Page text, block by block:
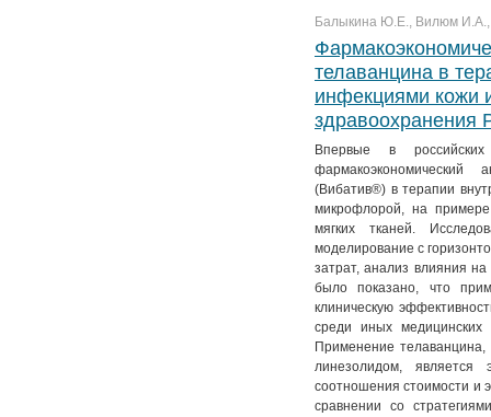
Балыкина Ю.Е., Вилюм
телаванцина в
инфекциями кожи
здравоохранения
Впервые в
(Вибатив®) в терапии
микрофлорой, на
мягких тканей.
моделирование с
затрат, анализ влияния
было показано, что
клиническую
среди иных медицинских
Применение
линезолидом, является
соотношения стоимости и
сравнении со